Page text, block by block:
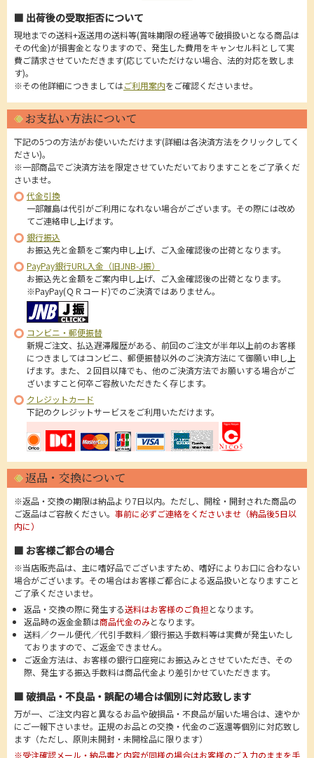
■ 出荷後の受取拒否について
現地までの送料+返送用の送料等(賞味期限の経過等で破損扱いとなる商品は
その代金)が損害金となりますので、発生した費用をキャンセル料として実
費ご請求させていただきます(応じていただけない場合、法的対応を致しま
す)。
※その他詳細につきましてはご利用案内をご確認くださいませ。
お支払い方法について
下記の5つの方法がお使いいただけます(詳細は各決済方法をクリックしてく
ださい)。
※一部商品でご決済方法を限定させていただいておりますことをご了承くだ
さいませ。
代金引換
一部離島は代引がご利用になれない場合がございます。その際には改め
てご連絡申し上げます。
銀行振込
お振込先と金額をご案内申し上げ、ご入金確認後の出荷となります。
PayPay銀行URL入金（旧JNB-J振）
お振込先と金額をご案内申し上げ、ご入金確認後の出荷となります。
※PayPay(ＱＲコード)でのご決済ではありません。
コンビニ・郵便振替
新規ご注文、払込遅滞履歴がある、前回のご注文が半年以上前のお客様
につきましてはコンビニ、郵便振替以外のご決済方法にて御願い申し上
げます。また、２回目以降でも、他のご決済方法でお願いする場合がご
ざいますこと何卒ご容赦いただきたく存じます。
クレジットカード
下記のクレジットサービスをご利用いただけます。
返品・交換について
※返品・交換の期限は納品より7日以内。ただし、開栓・開封された商品の
ご返品はご容赦ください。 事前に必ずご連絡をくださいませ（納品後5日以
内に）
■ お客様ご都合の場合
※当店販売品は、主に嗜好品でございますため、嗜好によりお口に合わない
場合がございます。その場合はお客様ご都合による返品扱いとなりますこと
ご了承くださいませ。
返品・交換の際に発生する送料はお客様のご負担となります。
返品時の返金金額は商品代金のみとなります。
送料／クール便代／代引手数料／銀行振込手数料等は実費が発生いたし
ておりますので、ご返金できません。
ご返金方法は、お客様の銀行口座宛にお振込みとさせていただき、その
際、発生する振込手数料は商品代金より差引かせていただきます。
■ 破損品・不良品・誤配の場合は個別に対応致します
万が一、ご注文内容と異なるお品や破損品・不良品が届いた場合は、速やか
にご一報下さいませ。正規のお品との交換・代金のご返還等個別に対応致し
ます（ただし、原則未開封・未開栓品に限ります）
※受注確認メール・納品書と内容が同様の場合はお客様のご入力のままを手